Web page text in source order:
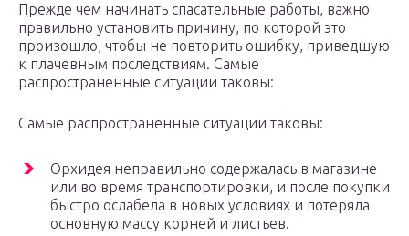
Прежде чем начинать спасательные работы, важно
правильно установить причину, по которой это
произошло, чтобы не повторить ошибку, приведшую
к плачевным последствиям. Самые
распространенные ситуации таковы:
Самые распространенные ситуации таковы:
Орхидея неправильно содержалась в магазине
или во время транспортировки, и после покупки
быстро ослабела в новых условиях и потеряла
основную массу корней и листьев.